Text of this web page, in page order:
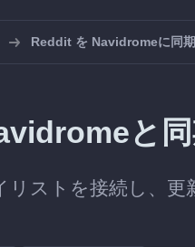
Reddit を Navidromeに同
と
ストを接続し、更